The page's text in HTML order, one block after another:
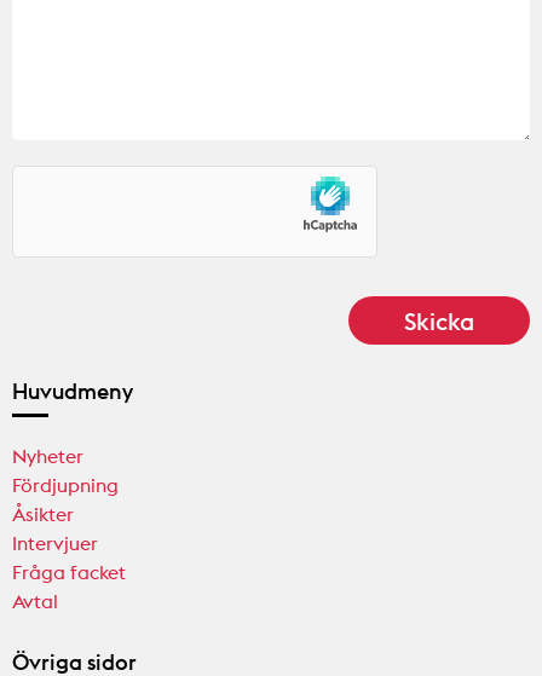
Huvudmeny
Nyheter
Fördjupning
Åsikter
Intervjuer
Fråga facket
Avtal
Övriga sidor